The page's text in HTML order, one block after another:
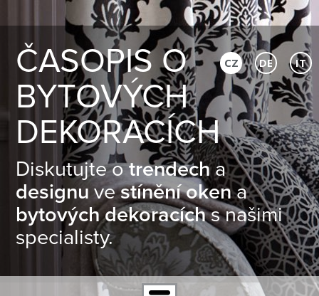
ČASOPIS O
BYTOVÝCH
DEKORACÍCH
Diskutujte otrendecha
designuvestínění okena
bytových dekoracíchs našimi
specialisty.
CZ DE IT